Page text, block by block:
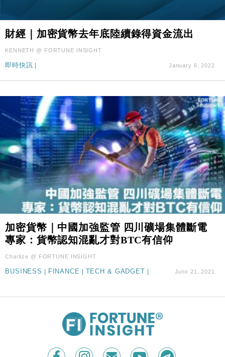
財經｜加密貨幣去年底陸續錄得資金流出
KENNETH @ FORTUNE INSIGHT
即時快訊 | January 6, 2022
加密貨幣｜中國加強監管 四川礦場集體斷電
專家：貨幣認知混亂才對BTC有信仰
Charlize @ FORTUNE INSIGHT
BUSINESS FINANCE TECH & GADGET June 21, 2021